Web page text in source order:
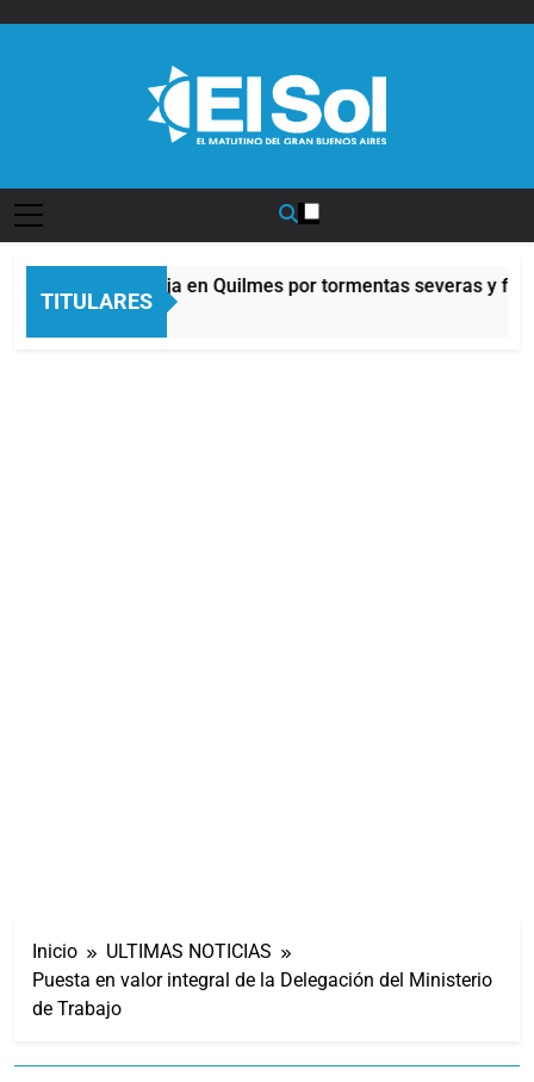
TITULARES
Alerta naranja en Quilmes por tormentas severas y
3 Horas Atrás
Inicio
ULTIMAS NOTICIAS
Puesta en valor integral de la Delegación del Ministerio
de Trabajo